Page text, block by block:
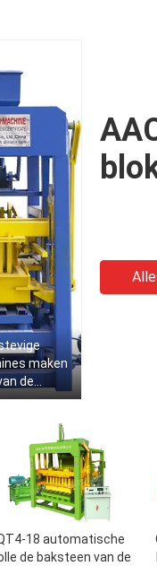
maken
de
18 automatische
de baksteen van de